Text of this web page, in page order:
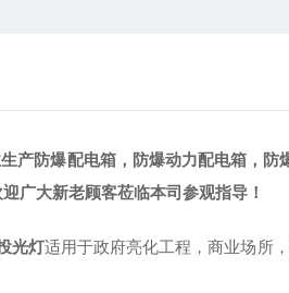
产防爆配电箱，防爆动力配电箱，
广大新老顾客莅临本司参观指导！
光灯适用于政府亮化工程，商业场所